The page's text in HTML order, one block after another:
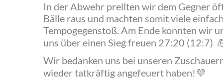
‍In der Abwehr prellten wir dem Gegner
Bälle raus und machten somit viele
Tempogegenstoß. Am Ende konnten wir
uns über einen Sieg freuen 27:20 (12:7)
‍Wir bedanken uns bei unseren
wieder tatkräftig angefeuert haben!💜